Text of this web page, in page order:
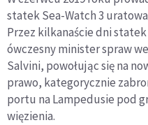
statek Sea-Watch 3
Przez kilkanaście dni
ówczesny minister spraw
Salvini, powołując się na
prawo, kategorycznie
portu na Lampedusie pod
więzienia.